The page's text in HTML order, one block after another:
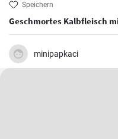
Speichern
Geschmortes Kalbfleisch
minipapkaci